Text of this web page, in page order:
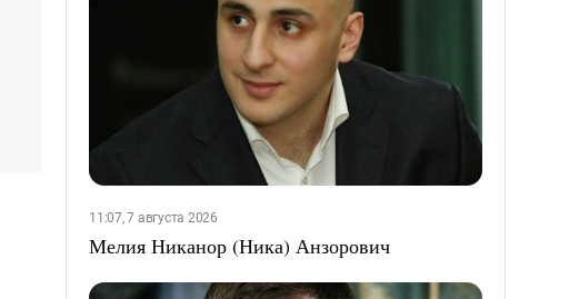
11:07, 7 августа 2026
Мелия Никанор (Ника) Анзорович